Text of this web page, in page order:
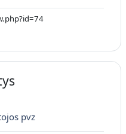
pvzUzdevums